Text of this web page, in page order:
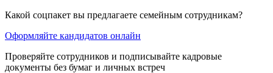
Какой соцпакет вы предлагаете семейным сотрудникам?
Оформляйте кандидатов онлайн
Проверяйте сотрудников и подписывайте кадровые
документы без бумаг и личных встреч